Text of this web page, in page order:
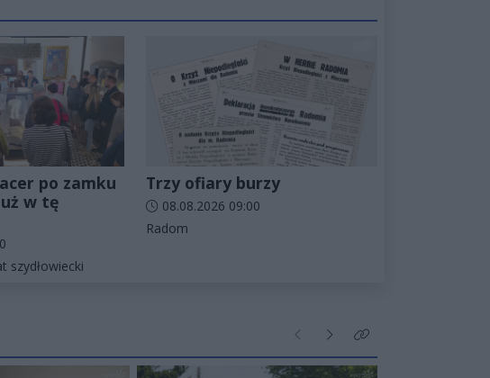
po zamku
w tę
szydłowiecki
Trzy ofiary burzy
Data dodania artykułu:
08.08.2026 09:00
Kategorie artykułu:
Radom
Poprzednie
NastępneKliknij aby zobaczyć